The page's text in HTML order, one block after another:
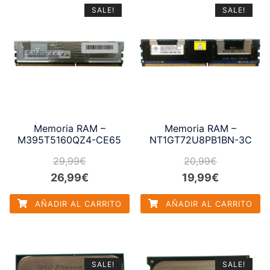
SALE!
Memoria RAM –
M395T5160QZ4-CE65
29,99€
El
precio
original
26,99€El
precio
actual
AÑADIR AL CARRITO
SALE!
Memoria RAM –
NT1GT72U8PB1BN-3C
20,99€
El
precio
original
19,99€
precio
actual
AÑADIR AL CARRITO
SALE! SALE!